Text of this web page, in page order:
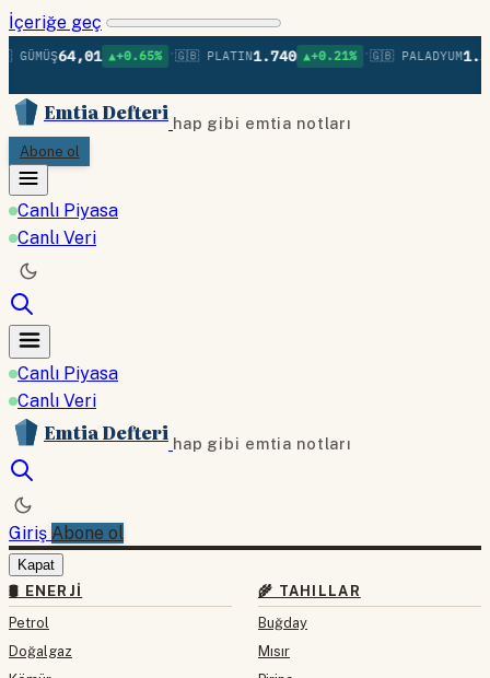
İçeriğe geç
64,01 ▲+0.65% •🇬🇧 PLATIN1.740 ▲+0.21% •🇬🇧 PALADYUM
Emtia Defteri hap gibi emtia notları
Abone ol
Canlı Piyasa
Canlı Veri
Canlı Piyasa
Canlı Veri
Emtia Defteri hap gibi emtia notları
Giriş Abone ol
Kapat
🛢 ENERJI
Petrol
Doğalgaz
🌾 TAHILLAR
Buğday
Mısır